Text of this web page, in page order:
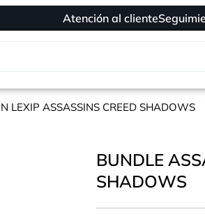
Atención al cliente
LEXIP ASSASSINS CREED SHADOWS
BUNDLE
SHADOWS